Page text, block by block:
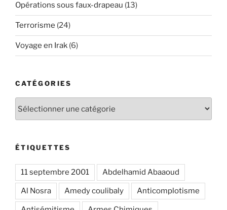
Opérations sous faux-drapeau (13)
Terrorisme (24)
Voyage en Irak (6)
CATÉGORIES
ÉTIQUETTES
11 septembre 2001 Abdelhamid Abaaoud
Al Nosra Amedy coulibaly Anticomplotisme